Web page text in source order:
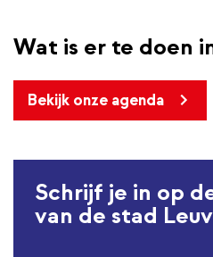
Wat is er te doen
Bekijk onze agenda
Schrijf je in op
van de stad